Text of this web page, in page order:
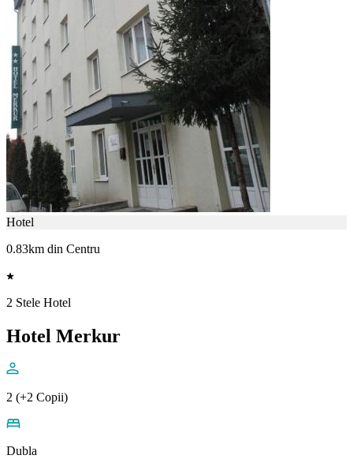
Hotel
0.83km din Centru
2 Stele Hotel
Hotel Merkur
2 (+2 Copii)
Dubla